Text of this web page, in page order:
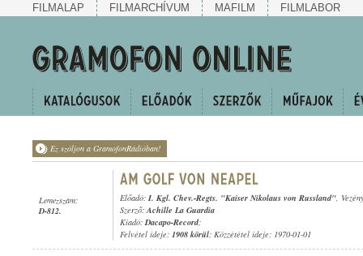
FILMALAP FILMARCHÍVUM MAFILM FILMLABOR
Ez szóljon a GramofonRádióban!
Lemezszám:
D-812.
Előadó: I. Kgl. Chev.-Regts. "Kaiser Nikolaus von Russland",
Szerző:Achille La Guardia
Kiadó:Dacapo-Record;
Felvétel ideje: 1908 körül; Közzététel ideje: 1970-01-01